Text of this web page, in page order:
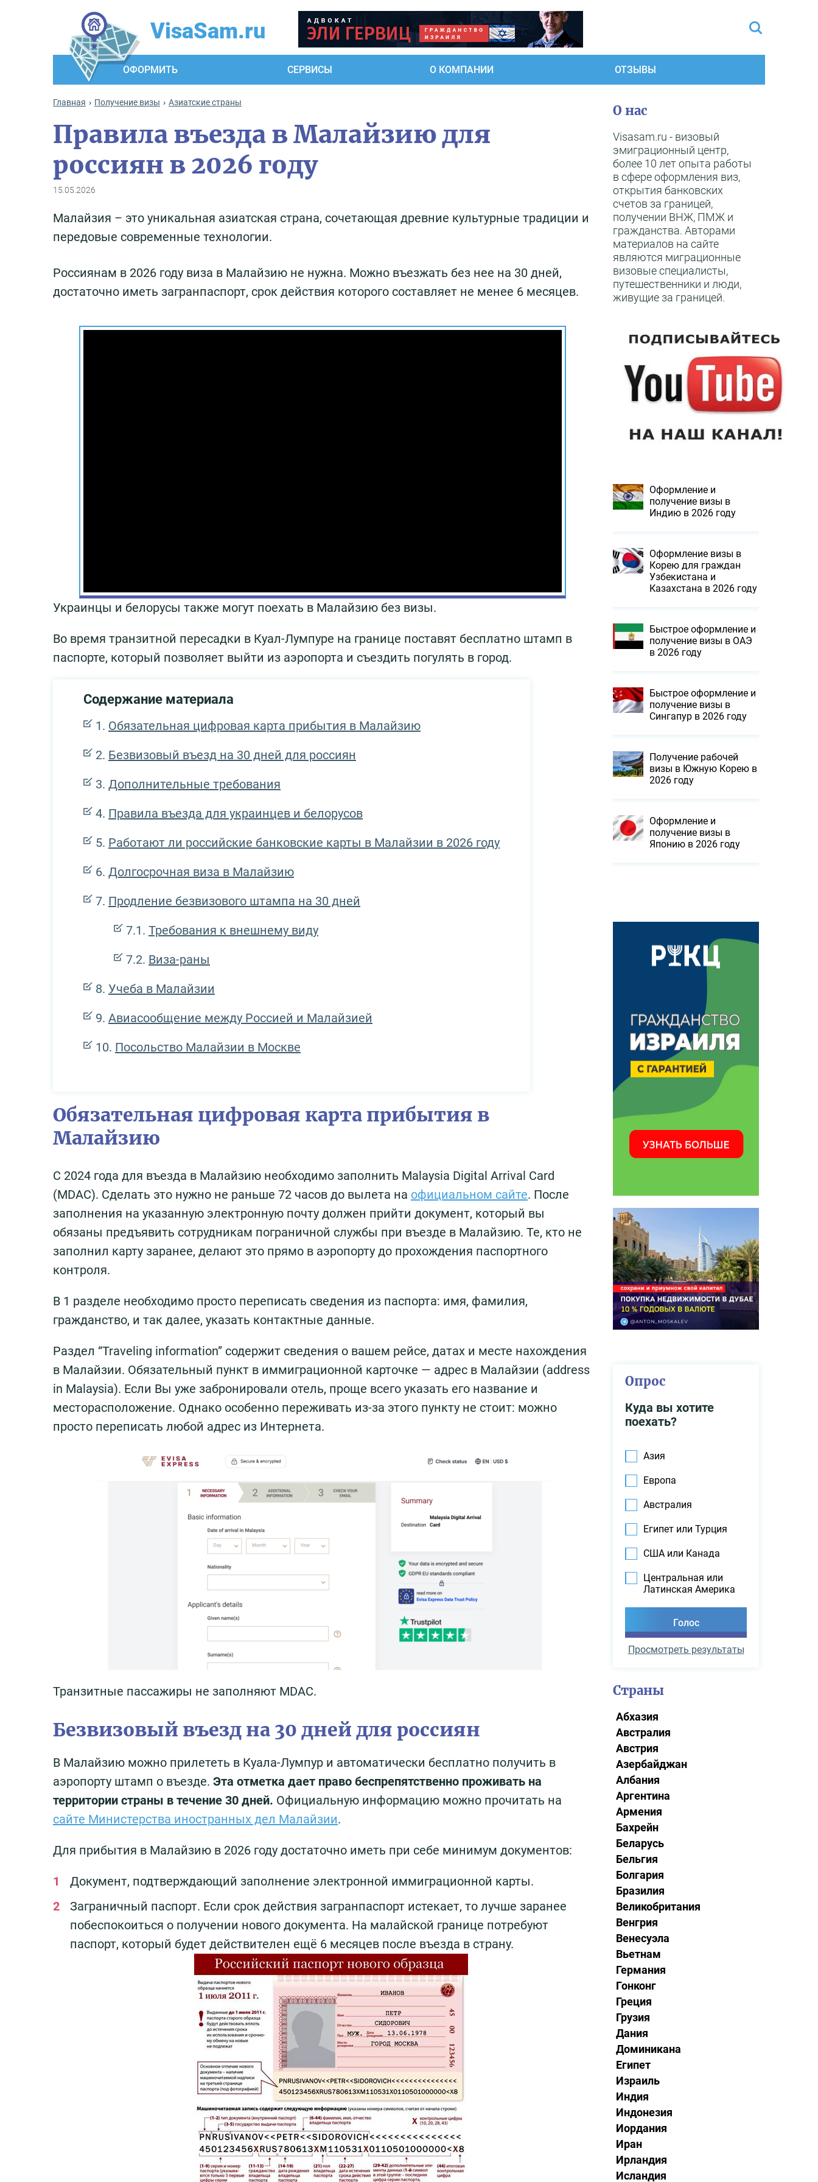
VisaSam.ru
ОФОРМИТЬ СЕРВИСЫ О КОМПАНИИ ОТЗЫВЫ
Главная Получение визы Азиатские страны
Правила въезда в Малайзию для
россиян в 2026 году
15.05.2026
Малайзия – это уникальная азиатская страна, сочетающая древние культурные традиции и
передовые современные технологии.
Россиянам в 2026 году виза в Малайзию не нужна. Можно въезжать без нее на 30 дней,
достаточно иметь загранпаспорт, срок действия которого составляет не менее 6 месяцев.
Украинцы и белорусы также могут поехать в Малайзию без визы.
Во время транзитной пересадки в Куал-Лумпуре на границе поставят бесплатно штамп в
паспорте, который позволяет выйти из аэропорта и съездить погулять в город.
Содержание материала
Обязательная цифровая карта прибытия в Малайзию
Безвизовый въезд на 30 дней для россиян
Дополнительные требования
Правила въезда для украинцев и белорусов
Работают ли российские банковские карты в Малайзии в 2026 году
Долгосрочная виза в Малайзию
Продление безвизового штампа на 30 дней
Требования к внешнему виду
Виза-раны
Учеба в Малайзии
Авиасообщение между Россией и Малайзией
Посольство Малайзии в Москве
Обязательная цифровая карта прибытия в
Малайзию
С 2024 года для въезда в Малайзию необходимо заполнить Malaysia Digital Arrival Card
(MDAC). Сделать это нужно не раньше 72 часов до вылета на официальном сайте. После
заполнения на указанную электронную почту должен прийти документ, который вы
обязаны предъявить сотрудникам пограничной службы при въезде в Малайзию. Те, кто не
заполнил карту заранее, делают это прямо в аэропорту до прохождения паспортного
контроля.
В 1 разделе необходимо просто переписать сведения из паспорта: имя, фамилия,
гражданство, и так далее, указать контактные данные.
Раздел “Traveling information” содержит сведения о вашем рейсе, датах и месте нахождения
в Малайзии. Обязательный пункт в иммиграционной карточке — адрес в Малайзии (address
in Malaysia). Если Вы уже забронировали отель, проще всего указать его название и
месторасположение. Однако особенно переживать из-за этого пункту не стоит: можно
просто переписать любой адрес из Интернета.
Транзитные пассажиры не заполняют MDAC.
Безвизовый въезд на 30 дней для россиян
В Малайзию можно прилететь в Куала-Лумпур и автоматически бесплатно получить в
аэропорту штамп о въезде. Эта отметка дает право беспрепятственно проживать на
территории страны в течение 30 дней. Официальную информацию можно прочитать на
сайте Министерства иностранных дел Малайзии.
Для прибытия в Малайзию в 2026 году достаточно иметь при себе минимум документов:
Документ, подтверждающий заполнение электронной иммиграционной карты.
Заграничный паспорт. Если срок действия загранпаспорт истекает, то лучше заранее
побеспокоиться о получении нового документа. На малайской границе потребуют
паспорт, который будет действителен ещё 6 месяцев после въезда в страну.
О нас
Visasam.ru - визовый
эмиграционный центр,
более 10 лет опыта работы
в сфере оформления виз,
открытия банковских
счетов за границей,
получении ВНЖ, ПМЖ и
гражданства. Авторами
материалов на сайте
являются миграционные
визовые специалисты,
путешественники и люди,
живущие за границей.
Оформление и
получение визы в
Индию в 2026 году
Оформление визы в
Корею для граждан
Узбекистана и
Казахстана в 2026 году
Быстрое оформление и
получение визы в ОАЭ
в 2026 году
Быстрое оформление и
получение визы в
Сингапур в 2026 году
Получение рабочей
визы в Южную Корею в
2026 году
Оформление и
получение визы в
Японию в 2026 году
Опрос
Куда вы хотите
поехать?
Азия
Европа
Австралия
Египет или Турция
США или Канада
Центральная или
Латинская Америка
Просмотреть результаты
Страны
Абхазия
Австралия
Австрия
Азербайджан
Албания
Аргентина
Армения
Бахрейн
Беларусь
Бельгия
Болгария
Бразилия
Великобритания
Венгрия
Венесуэла
Вьетнам
Германия
Гонконг
Греция
Грузия
Дания
Доминикана
Египет
Израиль
Индия
Индонезия
Иордания
Иран
Ирландия
Исландия